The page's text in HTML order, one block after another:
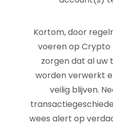
Kortom, door
voeren op Crypto
zorgen dat al
worden verwerkt
veilig blijven.
wees alert op